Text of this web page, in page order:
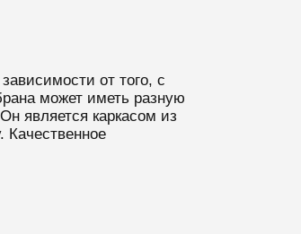
от того, с
может иметь разную
является каркасом из
Качественное